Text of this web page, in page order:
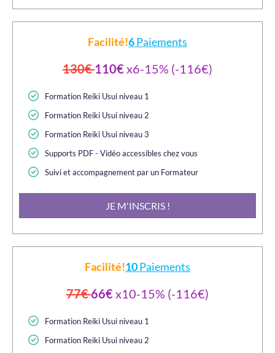
Facilité!6Paiements
130€110€x6-15% (-116€)
Formation Reiki Usui niveau 1
Formation Reiki Usui niveau 2
Formation Reiki Usui niveau 3
Supports PDF - Vidéo accessibles chez vous
Suivi et accompagnement par un Formateur
JE M'INSCRIS !
Facilité!10Paiements
77€66€x10-15% (-116€)
Formation Reiki Usui niveau 1
Formation Reiki Usui niveau 2